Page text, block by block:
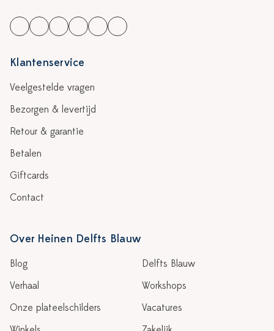
Klantenservice
Veelgestelde vragen
Bezorgen & levertijd
Retour & garantie
Betalen
Giftcards
Contact
Over Heinen Delfts Blauw
Blog
Verhaal
Onze plateelschilders
Delfts Blauw
Workshops
Vacatures